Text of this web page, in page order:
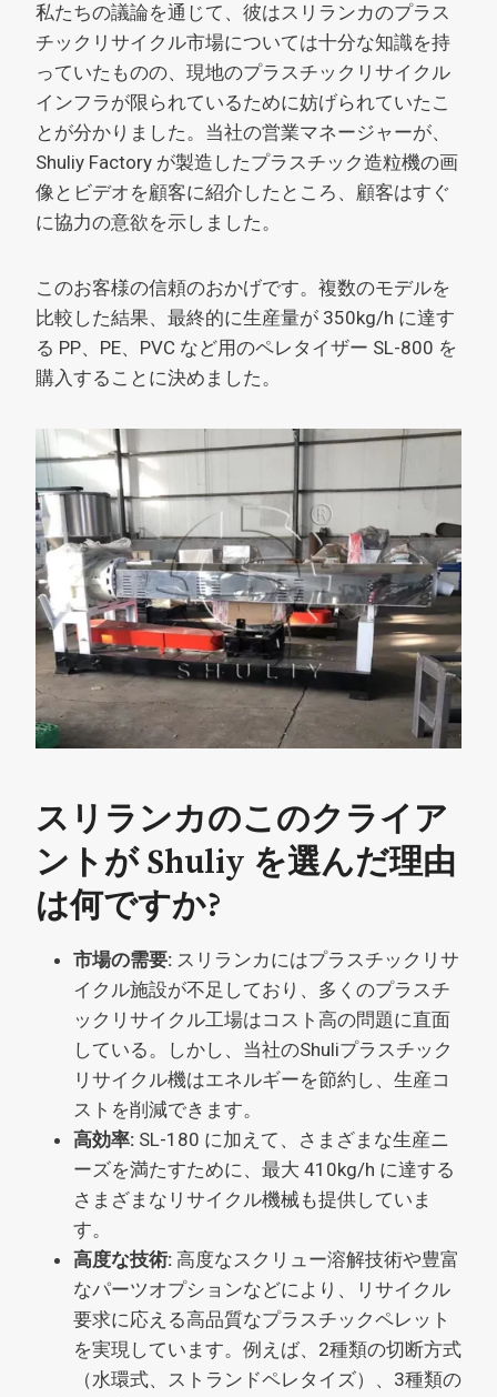
私たちの議論を通じて、彼はスリランカのプラス
チックリサイクル市場については十分な知識を持
っていたものの、現地のプラスチックリサイクル
インフラが限られているために妨げられていたこ
とが分かりました。当社の営業マネージャーが、
Shuliy Factory が製造したプラスチック造粒機の画
像とビデオを顧客に紹介したところ、顧客はすぐ
に協力の意欲を示しました。
このお客様の信頼のおかげです。複数のモデルを
比較した結果、最終的に生産量が 350kg/h に達す
る PP、PE、PVC など用のペレタイザー SL-800 を
購入することに決めました。
スリランカのこのクライア
ントが Shuliy を選んだ理由
は何ですか?
市場の需要: スリランカにはプラスチックリサ
イクル施設が不足しており、多くのプラスチ
ックリサイクル工場はコスト高の問題に直面
している。しかし、当社のShuliプラスチック
リサイクル機はエネルギーを節約し、生産コ
ストを削減できます。
高効率: SL-180 に加えて、さまざまな生産ニ
ーズを満たすために、最大 410kg/h に達する
さまざまなリサイクル機械も提供していま
す。
高度な技術: 高度なスクリュー溶解技術や豊富
なパーツオプションなどにより、リサイクル
要求に応える高品質なプラスチックペレット
を実現しています。例えば、2種類の切断方式
（水環式、ストランドペレタイズ）、3種類の